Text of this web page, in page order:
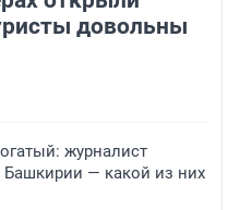
довольны
журналист
Башкирии — какой из них